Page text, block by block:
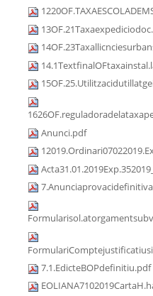
Anunci.pdf
7.1.EdicteBOPdefinitiu.pdf